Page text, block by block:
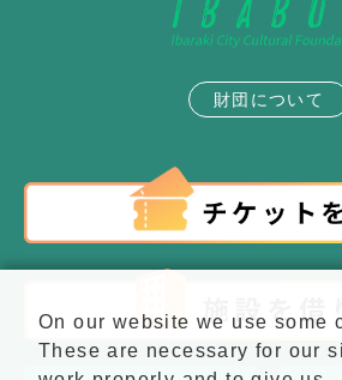
財団について
On our website we use some
These are necessary for our